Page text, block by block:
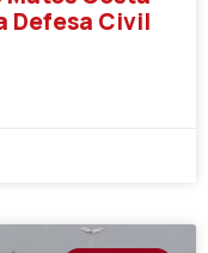
Defesa Civil